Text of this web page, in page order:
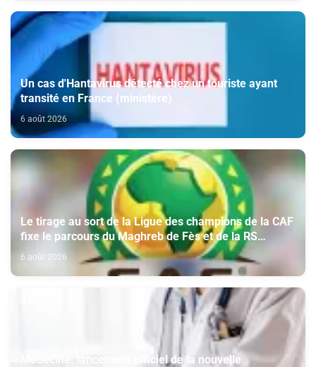
Un cas d'Hantavirus détecté chez un touriste ayant
transité en France (ministère)
6 août 2026
Le tirage au sort de la Ligue des champions de la CAF
fixe le parcours du Maghreb de Fès et de la RS
Berkane
6 août 2026
Médecine: lancement officiel de la nouvelle